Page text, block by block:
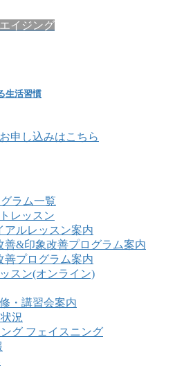
イジング
生活習慣
ラム一覧
レッスン
アルレッスン案内
善&印象改善プログラム案内
善プログラム案内
スン(オンライン)
・講習会案内
況
グ フェイスニング